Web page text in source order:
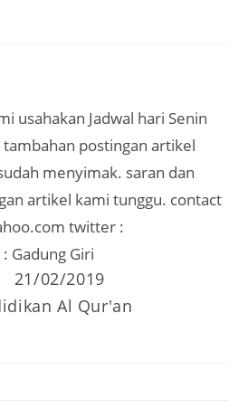
usahakan Jadwal hari Senin
tambahan postingan artikel
menyimak. saran dan
artikel kami tunggu. contact
twitter :
Gadung Giri
Post
21/02/2019
Al Qur'an